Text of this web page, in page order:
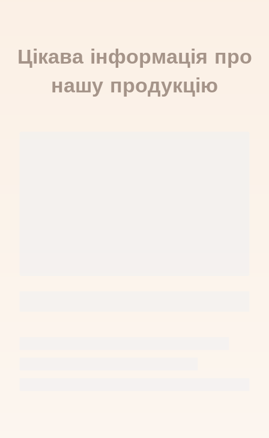
Цікава інформація про
нашу продукцію